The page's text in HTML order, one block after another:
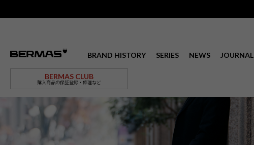
BRAND HISTORY SERIES NEWS JOURNAL
BERMAS CLUB
購入商品の保証登録・修理など